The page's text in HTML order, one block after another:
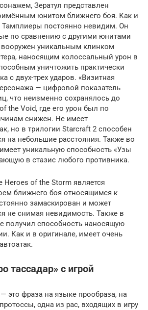
Зератул представлен
юнитом ближнего боя. Как и
постоянно невидим. Он
по сравнению с другими юнитами
вооружен уникальным клинком
наносящим колоссальный урон в
уничтожить практически
с двух-трех ударов. «Визитная
— цифровой показатель
что неизменно сохранялось до
the Void, где его урон был по
снижен. Не имеет
но в трилогии Starcraft 2 способен
на небольшие расстояния. Также во
уникальную способность «Узы
в стазис любого противника.
Heroes of the Storm является
ближнего боя относящимся к
замаскирован и может
не снимая невидимость. Также в
получил способность наносящую
Как и в оригинале, имеет очень
тассадар» с игрой
это фраза на языке прообраза, на
одна из рас, входящих в игру